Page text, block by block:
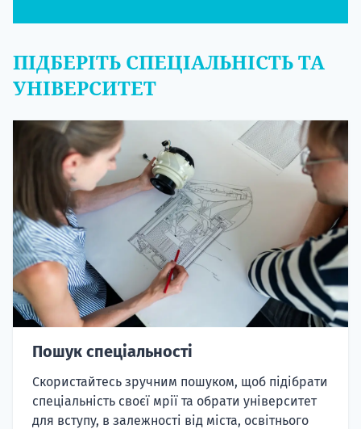
ПІДБЕРІТЬ СПЕЦІАЛЬНІСТЬ ТА
УНІВЕРСИТЕТ
Пошук спеціальності
Скористайтесь зручним пошуком, щоб підібрати
спеціальність своєї мрії та обрати університет
для вступу, в залежності від міста, освітнього